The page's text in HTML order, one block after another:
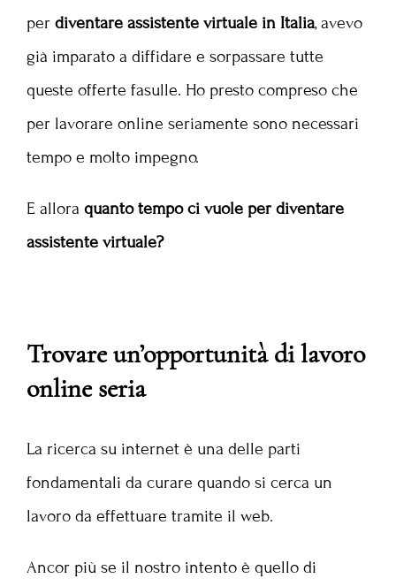
per diventare assistente virtuale in Italia, avevo
già imparato a diffidare e sorpassare tutte
queste offerte fasulle. Ho presto compreso che
per lavorare online seriamente sono necessari
tempo e molto impegno.
E allora quanto tempo ci vuole per diventare
assistente virtuale?
Trovare un’opportunità di lavoro
online seria
La ricerca su internet è una delle parti
fondamentali da curare quando si cerca un
lavoro da effettuare tramite il web.
Ancor più se il nostro intento è quello di